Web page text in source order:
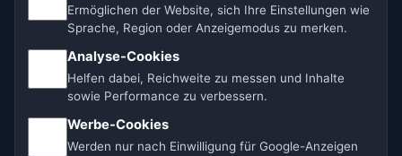
🇩🇪 Wetter Deutschland 🇦🇹 Wetter Österreich
🇨🇭 Wetter Schweiz
Unsere Wetterseiten:
🇨🇿 Tschechien
Ermöglichen der Website, sich Ihre Einstellungen wie
Sprache, Region oder Anzeigemodus zu merken.
Analyse-Cookies
Helfen dabei, Reichweite zu messen und Inhalte
sowie Performance zu verbessern.
Werbe-Cookies
Werden nur nach Einwilligung für Google-Anzeigen